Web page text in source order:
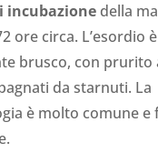
incubazionedella
ore circa. L’esordio è
brusco, con prurito
da starnuti. La
è molto comune e